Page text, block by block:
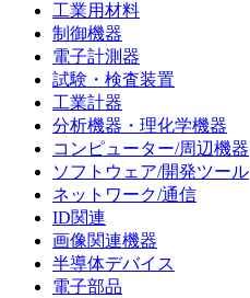
工業用材料
制御機器
電子計測器
試験・検査装置
工業計器
分析機器・理化学機器
コンピューター/周辺機器
ソフトウェア/開発ツール
ネットワーク/通信
ID関連
画像関連機器
半導体デバイス
電子部品